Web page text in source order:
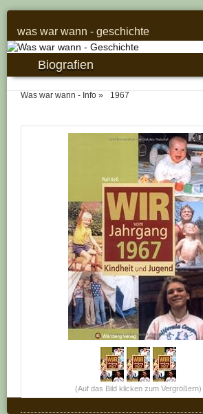
was war wann - geschichte
Biografien
Was war wann - Info 1967
(Auf das Bild klicken zum Vergrößern)